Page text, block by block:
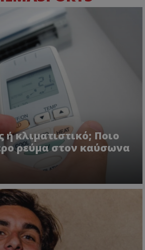
ή κλιματιστικό; Ποιο
ρεύμα στον καύσωνα